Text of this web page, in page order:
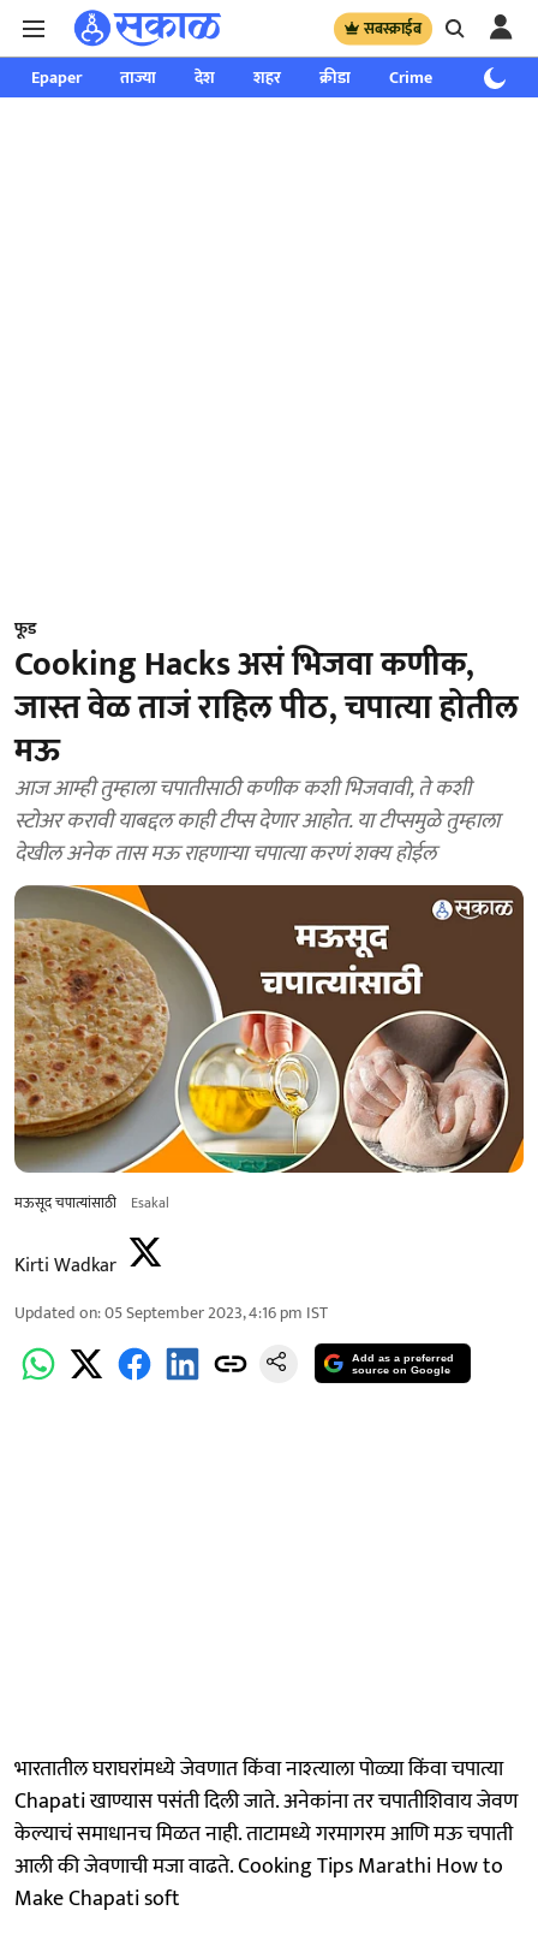
सबस्क्राईब
Epaper ताज्या देश शहर क्रीडा Crime साप्ताहिक
फूड
Cooking Hacks असं भिजवा कणीक,
जास्त वेळ ताजं राहिल पीठ, चपात्या होतील
मऊ
आज आम्ही तुम्हाला चपातीसाठी कणीक कशी भिजवावी, ते कशी
स्टोअर करावी याबद्दल काही टीप्स देणार आहोत. या टीप्समुळे तुम्हाला
देखील अनेक तास मऊ राहणाऱ्या चपात्या करणं शक्य होईल
मऊसूद चपात्यांसाठी Esakal
Kirti Wadkar
Updated on:05 September 2023, 4:16 pm IST
Add as a preferred
source on Google
भारतातील घराघरांमध्ये जेवणात किंवा नाश्त्याला पोळ्या किंवा चपात्या
Chapati खाण्यास पसंती दिली जाते. अनेकांना तर चपातीशिवाय जेवण
केल्याचं समाधानच मिळत नाही. ताटामध्ये गरमागरम आणि मऊ चपाती
आली की जेवणाची मजा वाढते. Cooking Tips Marathi How to
Make Chapati soft